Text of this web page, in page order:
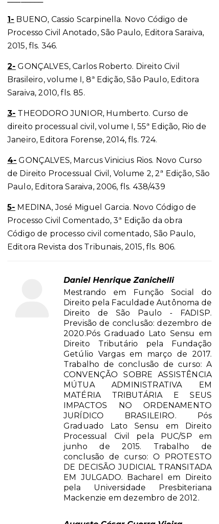
1- BUENO, Cassio Scarpinella. Novo Código de
Processo Civil Anotado, São Paulo, Editora Saraiva,
2015, fls. 346.
2- GONÇALVES, Carlos Roberto. Direito Civil
Brasileiro, volume I, 8ª Edição, São Paulo, Editora
Saraiva, 2010, fls. 85.
3- THEODORO JUNIOR, Humberto. Curso de
direito processual civil, volume I, 55ª Edição, Rio de
Janeiro, Editora Forense, 2014, fls. 724.
4- GONÇALVES, Marcus Vinicius Rios. Novo Curso
de Direito Processual Civil, Volume 2, 2ª Edição, São
Paulo, Editora Saraiva, 2006, fls. 438/439
5- MEDINA, José Miguel Garcia. Novo Código de
Processo Civil Comentado, 3ª Edição da obra
Código de processo civil comentado, São Paulo,
Editora Revista dos Tribunais, 2015, fls. 806.
Daniel Henrique Zanichelli
Mestrando em Função Social do
Direito pela Faculdade Autônoma de
Direito de São Paulo - FADISP.
Previsão de conclusão: dezembro de
2020.Pós Graduado Lato Sensu em
Direito Tributário pela Fundação
Getúlio Vargas em março de 2017.
Trabalho de conclusão de curso: A
CONVENÇÃO SOBRE ASSISTÊNCIA
MÚTUA ADMINISTRATIVA EM
MATÉRIA TRIBUTÁRIA E SEUS
IMPACTOS NO ORDENAMENTO
JURÍDICO BRASILEIRO. Pós
Graduado Lato Sensu em Direito
Processual Civil pela PUC/SP em
junho de 2015. Trabalho de
conclusão de curso: O PROTESTO
DE DECISÃO JUDICIAL TRANSITADA
EM JULGADO. Bacharel em Direito
pela Universidade Presbiteriana
Mackenzie em dezembro de 2012.